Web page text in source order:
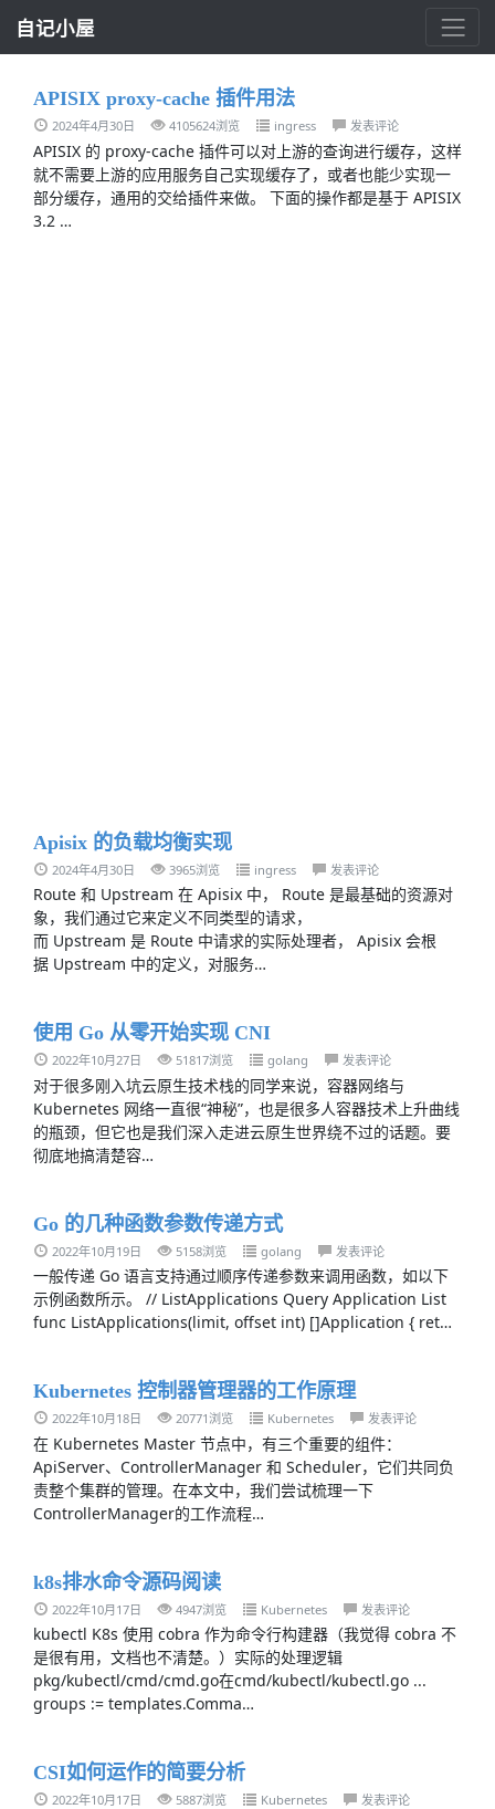
自记小屋
APISIX proxy-cache 插件用法
2024年4月30日 4105624浏览 ingress 发表评论
APISIX 的 proxy-cache 插件可以对上游的查询进行缓存，这样
就不需要上游的应用服务自己实现缓存了，或者也能少实现一
部分缓存，通用的交给插件来做。 下面的操作都是基于 APISIX
3.2 …
Apisix 的负载均衡实现
2024年4月30日 3965浏览 ingress 发表评论
Route 和 Upstream 在 Apisix 中， Route 是最基础的资源对
象，我们通过它来定义不同类型的请求，
而 Upstream 是 Route 中请求的实际处理者， Apisix 会根
据 Upstream 中的定义，对服务…
使用 Go 从零开始实现 CNI
2022年10月27日 51817浏览 golang 发表评论
对于很多刚入坑云原生技术栈的同学来说，容器网络与
Kubernetes 网络一直很“神秘”，也是很多人容器技术上升曲线
的瓶颈，但它也是我们深入走进云原生世界绕不过的话题。要
彻底地搞清楚容…
Go 的几种函数参数传递方式
2022年10月19日 5158浏览 golang 发表评论
一般传递 Go 语言支持通过顺序传递参数来调用函数，如以下
示例函数所示。 // ListApplications Query Application List
func ListApplications(limit, offset int) []Application { ret…
Kubernetes 控制器管理器的工作原理
2022年10月18日 20771浏览 Kubernetes 发表评论
在 Kubernetes Master 节点中，有三个重要的组件：
ApiServer、ControllerManager 和 Scheduler，它们共同负
责整个集群的管理。在本文中，我们尝试梳理一下
ControllerManager的工作流程…
k8s排水命令源码阅读
2022年10月17日 4947浏览 Kubernetes 发表评论
kubectl K8s 使用 cobra 作为命令行构建器（我觉得 cobra 不
是很有用，文档也不清楚。）实际的处理逻辑
pkg/kubectl/cmd/cmd.go在cmd/kubectl/kubectl.go ...
groups := templates.Comma…
CSI如何运作的简要分析
2022年10月17日 5887浏览 Kubernetes 发表评论